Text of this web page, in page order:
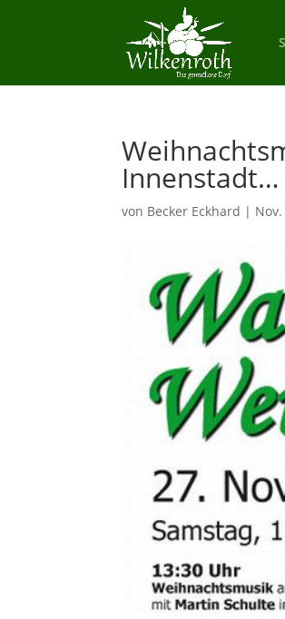
Innenstadt…
von Becker Eckhard |